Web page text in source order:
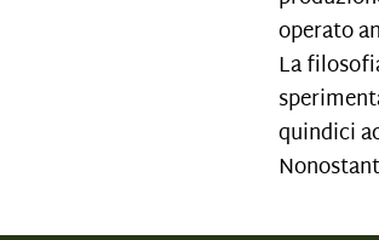
operato
La
quindici